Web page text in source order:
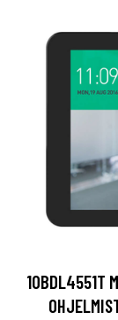
10BDL4551T